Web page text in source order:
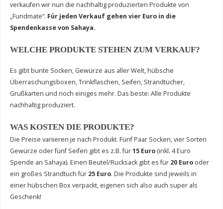
verkaufen wir nun die nachhaltig produzierten Produkte von
„Fundmate“. Für jeden Verkauf gehen vier Euro in die
Spendenkasse von Sahaya.
WELCHE PRODUKTE STEHEN ZUM VERKAUF?
Es gibt bunte Socken, Gewürze aus aller Welt, hübsche
Überraschungsboxen, Trinkflaschen, Seifen, Strandtücher,
Grußkarten und noch einiges mehr. Das beste: Alle Produkte
nachhaltig produziert.
WAS KOSTEN DIE PRODUKTE?
Die Preise variieren je nach Produkt. Fünf Paar Socken, vier Sorten
Gewürze oder fünf Seifen gibt es z.B. für15 Euro(inkl. 4 Euro
Spende an Sahaya). Einen Beutel/Rucksack gibt es für 20 Eurooder
ein großes Strandtuch für 25 Euro. Die Produkte sind jeweils in
einer hübschen Box verpackt, eigenen sich also auch super als
Geschenk!